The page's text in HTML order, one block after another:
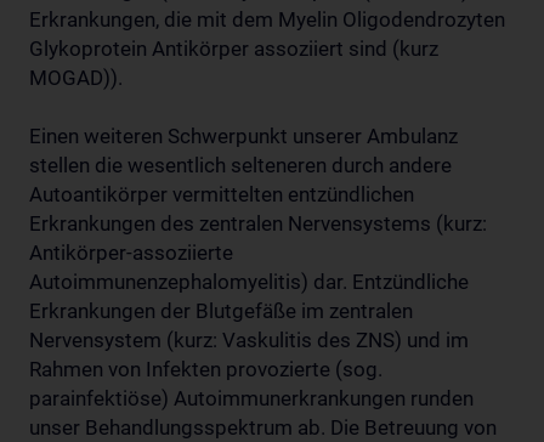
Erkrankungen, die mit dem Myelin Oligodendrozyten
Glykoprotein Antikörper assoziiert sind (kurz
MOGAD)).
Einen weiteren Schwerpunkt unserer Ambulanz
stellen die wesentlich selteneren durch andere
Autoantikörper vermittelten entzündlichen
Erkrankungen des zentralen Nervensystems (kurz:
Antikörper-assoziierte
Autoimmunenzephalomyelitis) dar. Entzündliche
Erkrankungen der Blutgefäße im zentralen
Nervensystem (kurz: Vaskulitis des ZNS) und im
Rahmen von Infekten provozierte (sog.
parainfektiöse) Autoimmunerkrankungen runden
unser Behandlungsspektrum ab. Die Betreuung von